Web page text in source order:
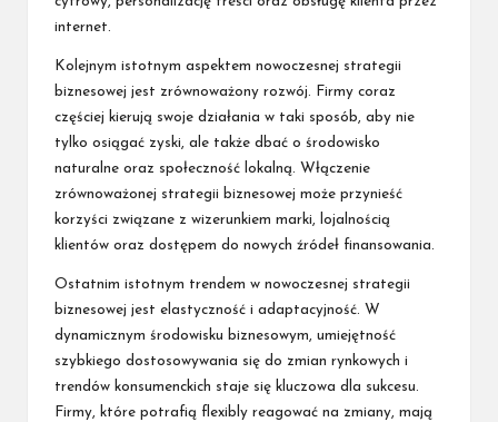
internet.
Kolejnym istotnym aspektem nowoczesnej strategii
biznesowej jest zrównoważony rozwój. Firmy coraz
częściej kierują swoje działania w taki sposób, aby nie
tylko osiągać zyski, ale także dbać o środowisko
naturalne oraz społeczność lokalną. Włączenie
zrównoważonej strategii biznesowej może przynieść
korzyści związane z wizerunkiem marki, lojalnością
klientów oraz dostępem do nowych źródeł finansowania.
Ostatnim istotnym trendem w nowoczesnej strategii
biznesowej jest elastyczność i adaptacyjność. W
dynamicznym środowisku biznesowym, umiejętność
szybkiego dostosowywania się do zmian rynkowych i
trendów konsumenckich staje się kluczowa dla sukcesu.
Firmy, które potrafią flexibly reagować na zmiany, mają